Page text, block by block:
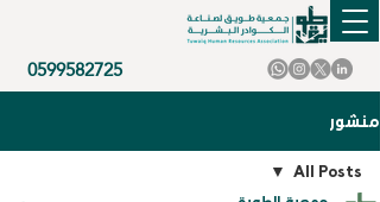
0599582725
منشور
All Posts